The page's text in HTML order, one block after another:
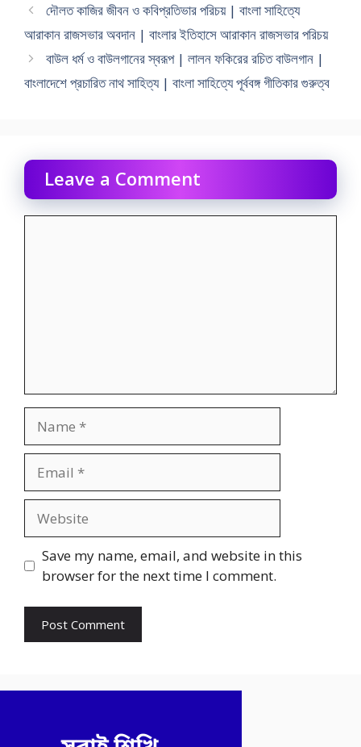
দৌলত কাজির জীবন ও কবিপ্রতিভার পরিচয় | বাংলা সাহিত্যে
আরাকান রাজসভার অবদান | বাংলার ইতিহাসে আরাকান রাজসভার পরিচয়
বাউল ধর্ম ও বাউলগানের স্বরূপ | লালন ফকিরের রচিত বাউলগান |
বাংলাদেশে প্রচারিত নাথ সাহিত্য | বাংলা সাহিত্যে পূর্ববঙ্গ গীতিকার গুরুত্ব
Leave a Comment
Save my name, email, and website in this
browser for the next time I comment.